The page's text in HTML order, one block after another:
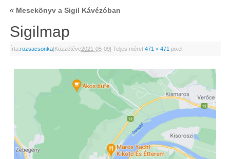
«Mesekönyv a Sigil Kávézóban
Sigilmap
Írta:rozsacsonka|Közzétéve2021-05-09| Teljes méret 471 × 471 pixel